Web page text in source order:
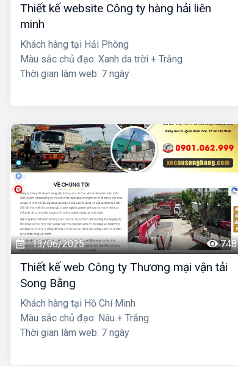
Thiết kế website Công ty hàng hải liên
minh
Khách hàng tại Hải Phòng
Màu sắc chủ đạo: Xanh da trời + Trắng
Thời gian làm web: 7 ngày
13/06/2025 748
Thiết kế web Công ty Thương mại vận tải
Song Bằng
Khách hàng tại Hồ Chí Minh
Màu sắc chủ đạo: Nâu + Trắng
Thời gian làm web: 7 ngày